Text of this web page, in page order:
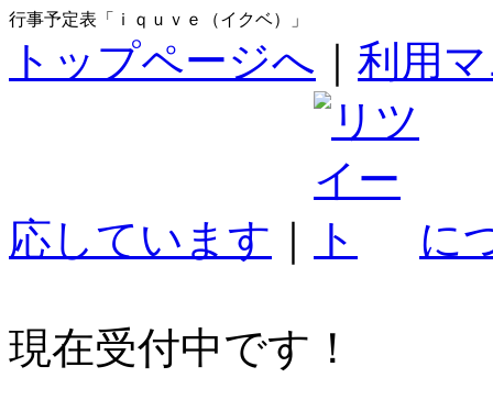
行事予定表「ｉｑｕｖｅ（イクベ）」
トップページへ 利用
応しています に
現在受付中です！